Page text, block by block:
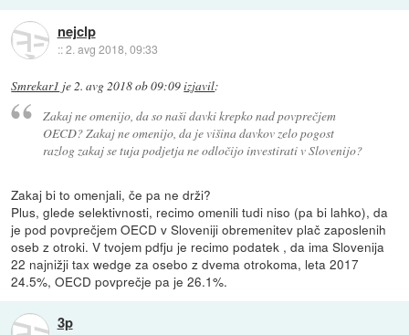
nejclp
::2. avg 2018, 09:33
Smrekar1 je2. avg 2018 ob 09:09izjavil:
Zakaj ne omenijo, da so naši davki krepko nad povprečjem
OECD? Zakaj ne omenijo, da je višina davkov zelo pogost
razlog zakaj se tuja podjetja ne odločijo investirati v Slovenijo?
Zakaj bi to omenjali, če pa ne drži?
Plus, glede selektivnosti, recimo omenili tudi niso (pa bi lahko), da
je pod povprečjem OECD v Sloveniji obremenitev plač zaposlenih
oseb z otroki. V tvojem pdfju je recimo podatek , da ima Slovenija
22 najnižji tax wedge za osebo z dvema otrokoma, leta 2017
24.5%, OECD povprečje pa je 26.1%.
3p